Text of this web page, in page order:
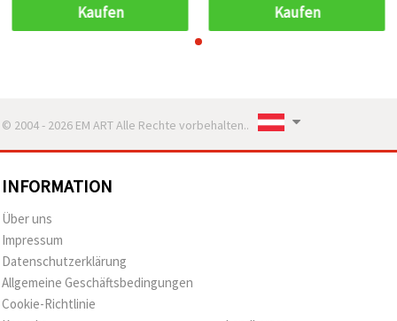
Kaufen Kaufen
© 2004 - 2026 EM ART Alle Rechte vorbehalten..
INFORMATION
Über uns
Impressum
Datenschutzerklärung
Allgemeine Geschäftsbedingungen
Cookie-Richtlinie